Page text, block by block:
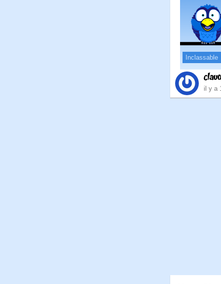
Inclassable
il y a